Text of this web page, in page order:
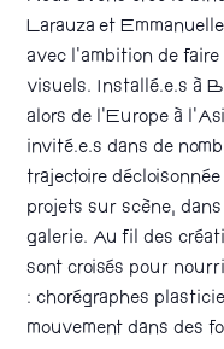
Larauza et
avec l’ambition de
visuels. Installé.e.s à
alors de l’Europe à
invité.e.s dans de
trajectoire
projets sur scène, dans
galerie. Au fil des
sont croisés pour
: chorégraphes
mouvement dans des